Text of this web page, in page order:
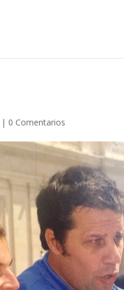
| 0 Comentarios